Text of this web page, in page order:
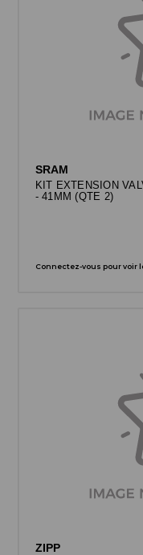
SRAM
KIT EXTENSION
- 41MM (QTE 2)
Connectez-vous pour voir
ZIPP